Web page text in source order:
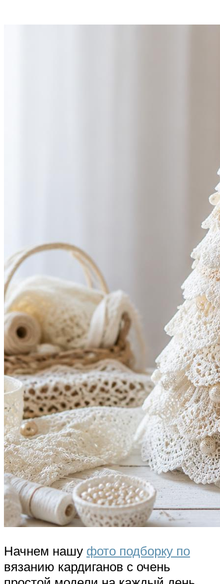
Начнем нашу фото подборку по
вязанию кардиганов с очень